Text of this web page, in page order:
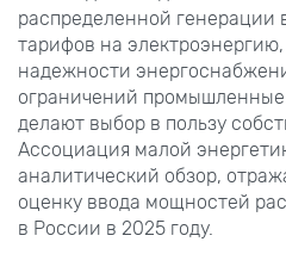
распределенной генерации
тарифов на
надежности
ограничений
делают выбор в пользу
Ассоциация малой
аналитический обзор,
оценку ввода мощностей
в России в 2025 году.